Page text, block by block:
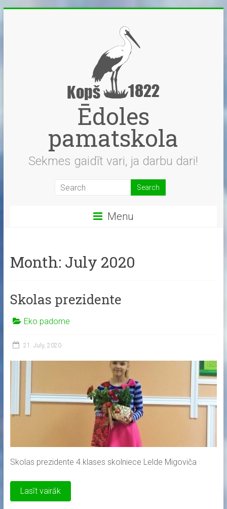
Ēdoles
pamatskola
Sekmes gaidīt vari, ja darbu dari!
Menu
Month: July 2020
Skolas prezidente
Eko padome
21. July, 2020
Skolas prezidente 4.klases skolniece Lelde Migoviča
Lasīt vairāk